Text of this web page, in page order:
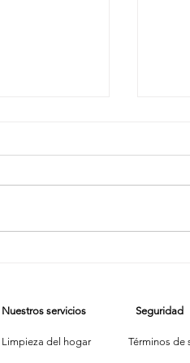
la
Nuestros servicios
Limpieza del hogar
Seguridad
Términos de